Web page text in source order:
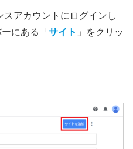
スアカウントにログインし
にある「 サイト 」をクリッ